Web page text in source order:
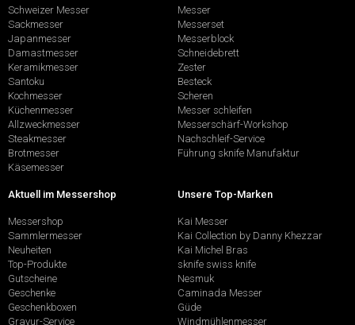
Schweizer Messer
Sackmesser
Japanmesser
Damastmesser
Keramikmesser
Santoku
Kochmesser
Küchenmesser
Allzweckmesser
Steakmesser
Brotmesser
Käsemesser
Messer
Messerset
Messerblock
Schneidebrett
Zester
Besteck
Scheren
Messer schleifen
Messerschärf-Workshop
Nachschleif-Service
Führung sknife Manufaktur
Aktuell im Messershop
Messershop
Sammlermesser
Neuheiten
Top-Produkte
Gutscheine
Geschenke
Geschenkboxen
Gravur-Service
Unsere Top-Marken
Kai Messer
Kai Collection by Danny Khezzar
Kai Michel Bras
sknife swiss knife
Nesmuk
Caminada Messer
Güde
Windmühlenmesser